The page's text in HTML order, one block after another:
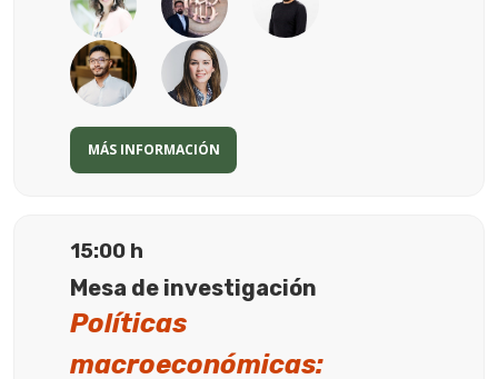
MÁS INFORMACIÓN
15:00 h
Mesa de investigación
Políticas
macroeconómicas: